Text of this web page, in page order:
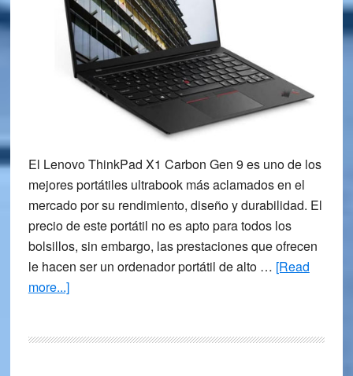
El Lenovo ThinkPad X1 Carbon Gen 9 es uno de los
mejores portátiles ultrabook más aclamados en el
mercado por su rendimiento, diseño y durabilidad. El
precio de este portátil no es apto para todos los
bolsillos, sin embargo, las prestaciones que ofrecen
le hacen ser un ordenador portátil de alto … [Read
more...]about
Lenovo